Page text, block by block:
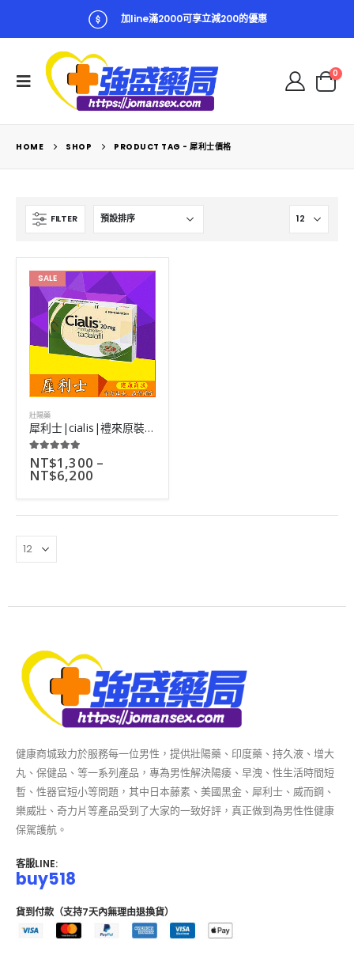
加line滿2000可享立減200的優惠
0
HOME SHOP PRODUCT TAG - 犀利士價格
FILTER
SALE
壯陽藥
犀利士|cialis|禮來原裝進口男性口服壯陽藥|36小時超長藥效
5.00 out of 5
NT$1,300 –
NT$6,200
健康商城致力於服務每一位男性，提供壯陽藥、印度藥、持久液、增大
丸、保健品、等一系列產品，專為男性解決陽痿、早洩、性生活時間短
暫、性器官短小等問題，其中日本藤素、美國黑金、犀利士、威而鋼、
樂威壯、奇力片等產品受到了大家的一致好評，真正做到為男性性健康
保駕護航。
客服LINE:
buy518
貨到付款（支持7天內無理由退換貨）